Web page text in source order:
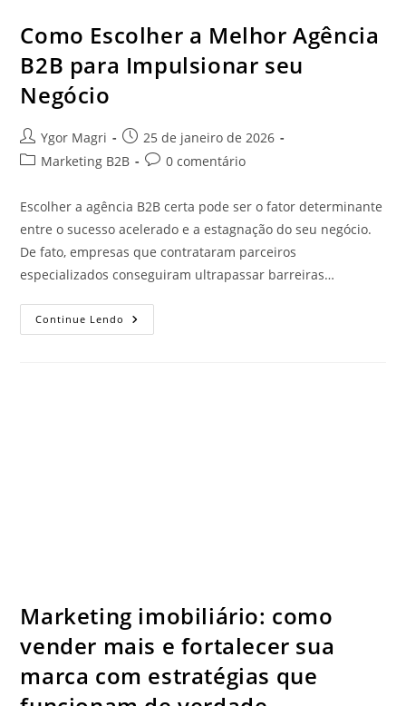
Como Escolher a Melhor Agência
B2B para Impulsionar seu
Negócio
Ygor Magri
25 de janeiro de 2026
Marketing B2B
0 comentário
Escolher a agência B2B certa pode ser o fator determinante
entre o sucesso acelerado e a estagnação do seu negócio.
De fato, empresas que contrataram parceiros
especializados conseguiram ultrapassar barreiras…
Continue Lendo
Marketing imobiliário: como
vender mais e fortalecer sua
marca com estratégias que